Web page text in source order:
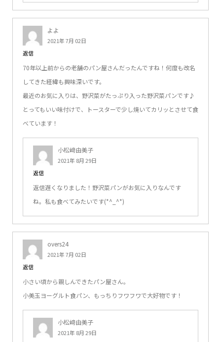
よよ
2021年 7月 02日
返信
70年以上前からの老舗のパン屋さんだったんですね！何度も改名
してきた経緯も興味深いです。
最近のお気に入りは、野沢菜がたっぷり入った野沢菜パンです♪
とってもいい味付けで、トースターで少し焼いてカリッとさせて食
べています！
小松﨑由美子
2021年 8月 29日
返信
返信遅くなりました！野沢菜パンがお気に入りなんです
ね。私も食べてみたいです(*^_^*)
overs24
2021年 7月 02日
返信
小さい頃から親しんできたパン屋さん。
小美玉ヨーグルト食パン、もっちりフワフワで大好物です！
小松﨑由美子
2021年 8月 29日